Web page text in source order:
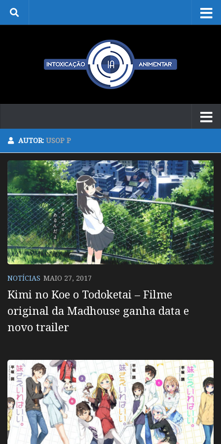
Skip to content
AUTOR: USOP P
NOTÍCIAS MAIO 27, 2017
Kimi no Koe o Todoketai – Filme
original da Madhouse ganha data e
novo trailer